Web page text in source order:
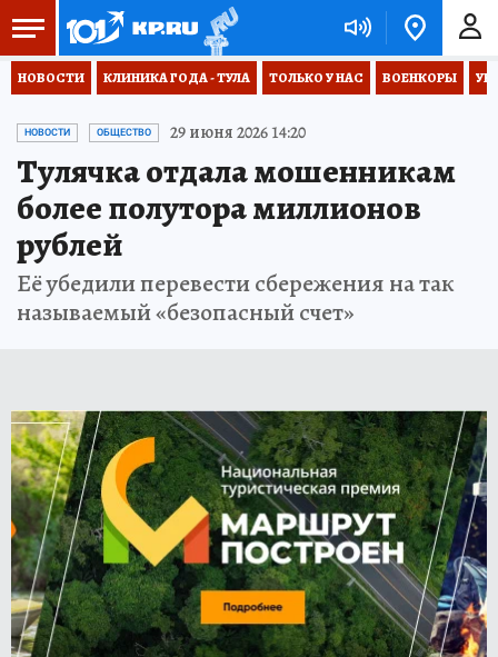
НОВОСТИ КЛИНИКА ГОДА - ТУЛА ТОЛЬКО У НАС ВОЕНКОРЫ
НОВОСТИ ОБЩЕСТВО 29 июня 2026 14:20
Тулячка отдала мошенникам
более полутора миллионов
рублей
Её убедили перевести сбережения на так
называемый «безопасный счет»